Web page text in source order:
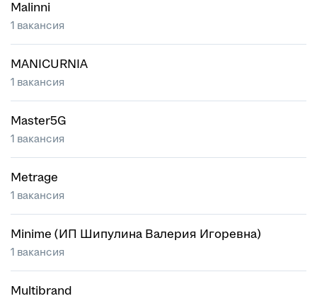
Malinni
1 вакансия
MANICURNIA
1 вакансия
Master5G
1 вакансия
Metrage
1 вакансия
Minime (ИП Шипулина Валерия Игоревна)
1 вакансия
Multibrand